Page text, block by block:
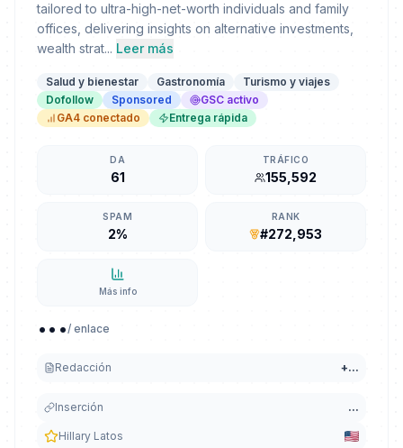
tailored to ultra-high-net-worth individuals and family
offices, delivering insights on alternative investments,
wealth strat... Leer más
Salud y bienestar Gastronomía
Turismo y viajes
Dofollow
Sponsored
GSC activo
GA4 conectado
Entrega rápida
DA
61
TRÁFICO
155,592
SPAM
2%
RANK
#272,953
Más info
.../ enlace
Redacción +...
Inserción ...
Hillary Latos